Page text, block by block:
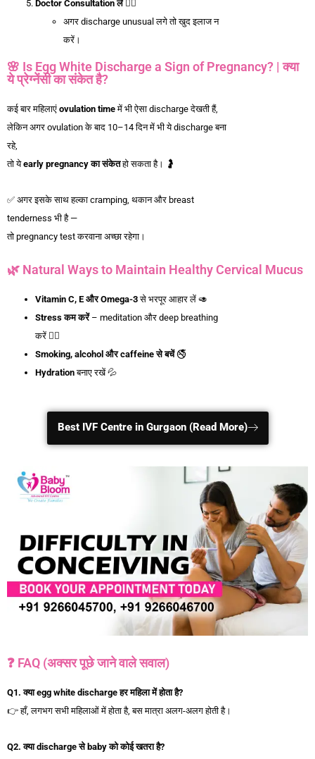
Doctor Consultationलें 👩‍⚕️
अगर discharge unusual लगे तो खुद इलाज न
करें।
🌸 Is Egg White Discharge a Sign of Pregnancy? | क्या
ये प्रेग्नेंसी का संकेत है?
कई बार महिलाएं ovulation timeमें भी ऐसा discharge देखती हैं,
लेकिन अगर ovulation के बाद 10–14 दिन में भी ये discharge बना
रहे,
तो येearly pregnancyकासंकेतहो सकता है। 🤰
✅ अगर इसके साथ हल्का cramping, थकान और breast
tenderness भी है —
तो pregnancy test करवाना अच्छा रहेगा।
🌿 Natural Ways to Maintain Healthy Cervical Mucus
Vitamin C, E और Omega-3से भरपूर आहार लें 🥑
Stressकमकरें– meditation और deep breathing
करें 🧘‍♀️
Smoking, alcohol और caffeineसेबचें🚭
Hydrationबनाए रखें 💦
Best IVF Centre in Gurgaon (Read More)
❓ FAQ (अक्सर पूछे जाने वाले सवाल)
Q1.क्या egg white dischargeहरमहिलामेंहोताहै?
👉 हाँ, लगभग सभी महिलाओं में होता है, बस मात्रा अलग-अलग होती है।
Q2.क्या dischargeसे babyकोकोईखतराहै?